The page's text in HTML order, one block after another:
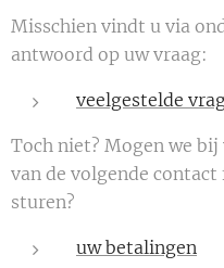
Misschien vindt u via
antwoord op uw vraag:
veelgestelde
Toch niet? Mogen we
van de volgende
sturen?
uw betalingen